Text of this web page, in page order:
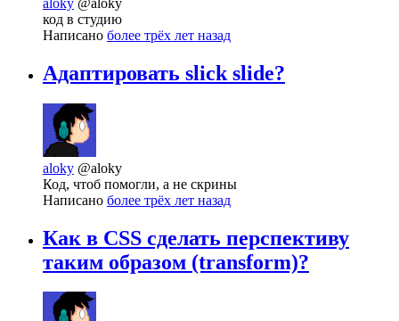
код в студию
Написано более трёх лет назад
Адаптировать slick slide?
aloky @aloky
Код, чтоб помогли, а не скрины
Написано более трёх лет назад
Как в CSS сделать перспективу
таким образом (transform)?